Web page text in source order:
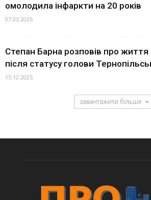
омолодила інфаркти на 20 років
07.03.2026
Степан Барна розповів про життя
після статусу голови
15.12.2025
завантажити більше